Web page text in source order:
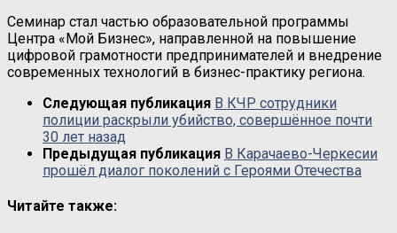
Семинар стал частью образовательной программы
Центра «Мой Бизнес», направленной на повышение
цифровой грамотности предпринимателей и внедрение
современных технологий в бизнес-практику региона.
Следующая публикация В КЧР сотрудники
полиции раскрыли убийство, совершённое почти
30 лет назад
Предыдущая публикация В Карачаево-Черкесии
прошёл диалог поколений с Героями Отечества
Читайте также: